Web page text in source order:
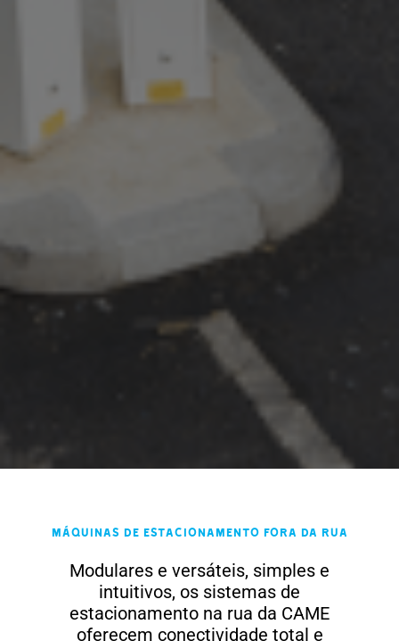
Máquinas de estacionamento fora da rua
Modulares e versáteis, simples e
intuitivos, os sistemas de
estacionamento na rua da CAME
oferecem conectividade total e